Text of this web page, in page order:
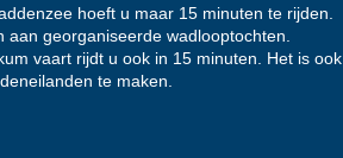
hoeft u maar 15 minuten te rijden.
georganiseerde wadlooptochten.
vaart rijdt u ook in 15 minuten. Het is ook
te maken.